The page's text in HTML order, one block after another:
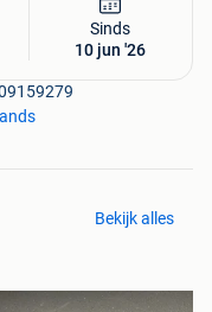
Sinds
10 jun '26
Bekijk alles